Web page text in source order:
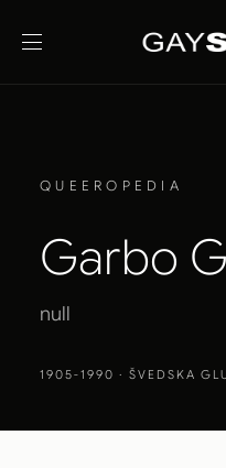
QUEEROPEDIA
Garbo
null
1905-1990 · ŠVEDSKA